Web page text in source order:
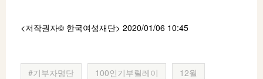
<저작권자© 한국여성재단> 2020/01/06 10:45
#기부자명단 100인기부릴레이 12월